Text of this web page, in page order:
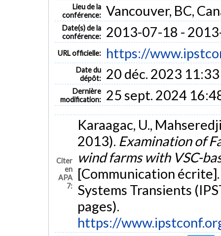
Lieu de la
conférence: Vancouver, BC,
Date(s) de la
conférence:
2013-07-18 -
URL officielle: https://
Date du
dépôt:
20 déc. 2023 11:33
Dernière
modification:
25 sept. 2024
Citer
en
APA
7:
Karaagac, U.,
2013). Examination of
wind farms with VSC-
[Communication
Systems Transients
pages).
https://